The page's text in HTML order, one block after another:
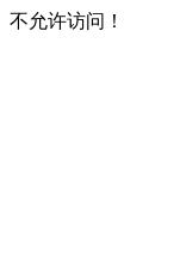
不允许访问！